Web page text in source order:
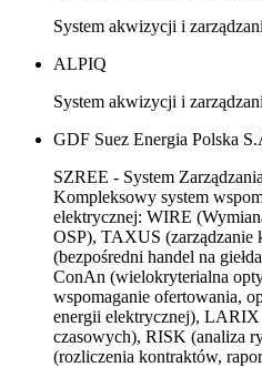
System akwizycji i
ALPIQ
System akwizycji i
GDF Suez Energia Polska
SZREE - System
Kompleksowy system
elektrycznej: WIRE
OSP), TAXUS (zarządzanie
(bezpośredni handel na
ConAn (wielokryterialna
wspomaganie ofertowania,
energii elektrycznej),
czasowych), RISK (analiza
(rozliczenia kontraktów,